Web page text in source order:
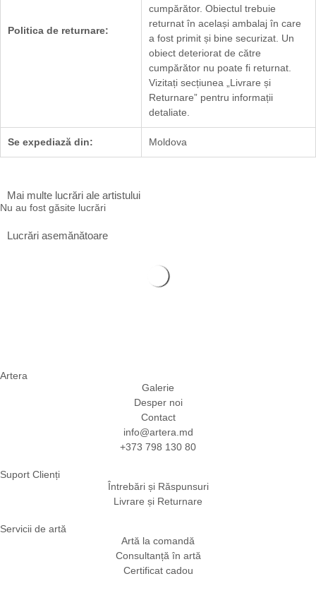
Politica de returnare:
cumpărător. Obiectul trebuie
returnat în același ambalaj în care
a fost primit și bine securizat. Un
obiect deteriorat de către
cumpărător nu poate fi returnat.
Vizitați secțiunea „ Livrare și
Returnare” pentru informații
detaliate.
Se expediază din: Moldova
Mai multe lucrări ale artistului
Nu au fost găsite lucrări
Lucrări asemănătoare
Artera
Galerie
Desper noi
Contact
info@artera.md
+373 798 130 80
Suport Clienți
Întrebări și Răspunsuri
Livrare și Returnare
Servicii de artă
Artă la comandă
Consultanță în artă
Certificat cadou